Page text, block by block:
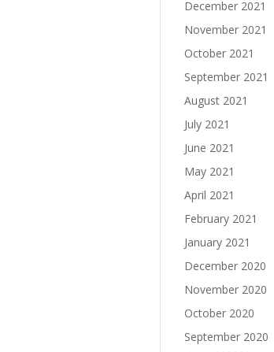
December 2021
November 2021
October 2021
September 2021
August 2021
July 2021
June 2021
May 2021
April 2021
February 2021
January 2021
December 2020
November 2020
October 2020
September 2020